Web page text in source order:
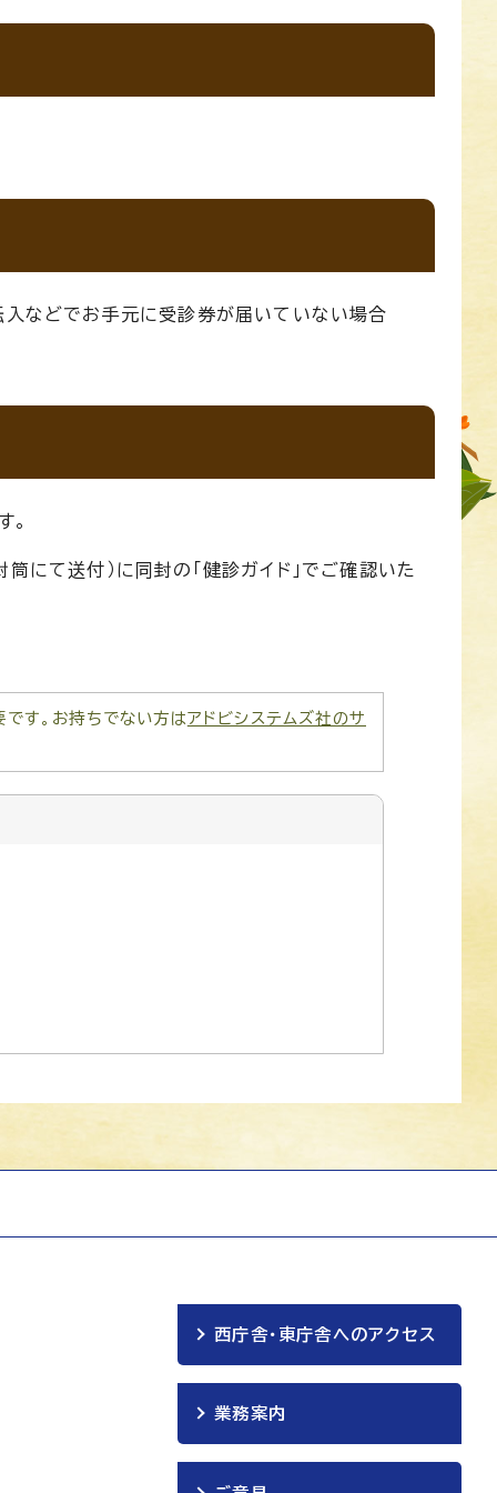
入などでお手元に受診券が届いていない場合
。
にて送付）に同封の「健診ガイド」でご確認いた
す。お持ちでない方はアドビシステムズ社のサ
西庁舎・東庁舎へのアクセス
業務案内